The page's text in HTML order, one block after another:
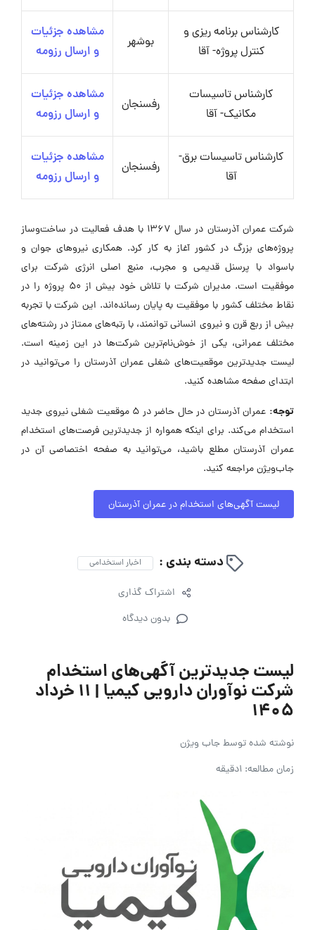
کارشناس برنامه ریزی و
کنترل پروژه- آقا
بوشهر
مشاهده جزئیات
و ارسال رزومه
کارشناس تاسیسات
مکانیک- آقا
رفسنجان
مشاهده جزئیات
و ارسال رزومه
کارشناس تاسیسات برق-
آقا
رفسنجان
مشاهده جزئیات
و ارسال رزومه
شرکت عمران آذرستان در سال ۱۳۶۷ با هدف فعالیت در ساخت‌وساز
پروژه‌های بزرگ در کشور آغاز به کار کرد. همکاری نیروهای جوان و
باسواد با پرسنل قدیمی و مجرب، منبع اصلی انرژی شرکت برای
موفقیت است. مدیران شرکت با تلاش خود بیش از ۵۰ پروژه را در
نقاط مختلف کشور با موفقیت به پایان رسانده‌اند. این شرکت با تجربه
بیش از ربع قرن و نیروی انسانی توانمند، با رتبه‌های ممتاز در رشته‌های
مختلف عمرانی، یکی از خوش‌نام‌ترین شرکت‌ها در این زمینه است.
لیست جدیدترین موقعیت‌های شغلی عمران آذرستان را می‌توانید در
ابتدای صفحه مشاهده کنید.
توجه:
عمران آذرستان در حال حاضر در ۵ موقعیت شغلی نیروی جدید
استخدام می‌کند. برای اینکه همواره از جدیدترین فرصت‌های استخدام
عمران آذرستان مطلع باشید، می‌توانید به صفحه اختصاصی آن در
جاب‌ویژن مراجعه کنید.
لیست آگهی‌های استخدام در عمران آذرستان
دسته بندی : اخبار استخدامی
اشتراک گذاری
بدون دیدگاه
لیست جدیدترین آگهی‌های استخدام
شرکت نوآوران دارویی کیمیا | ۱۱ خرداد
۱۴۰۵
نوشته شده توسطجاب ویژن
زمان مطالعه: 1دقیقه